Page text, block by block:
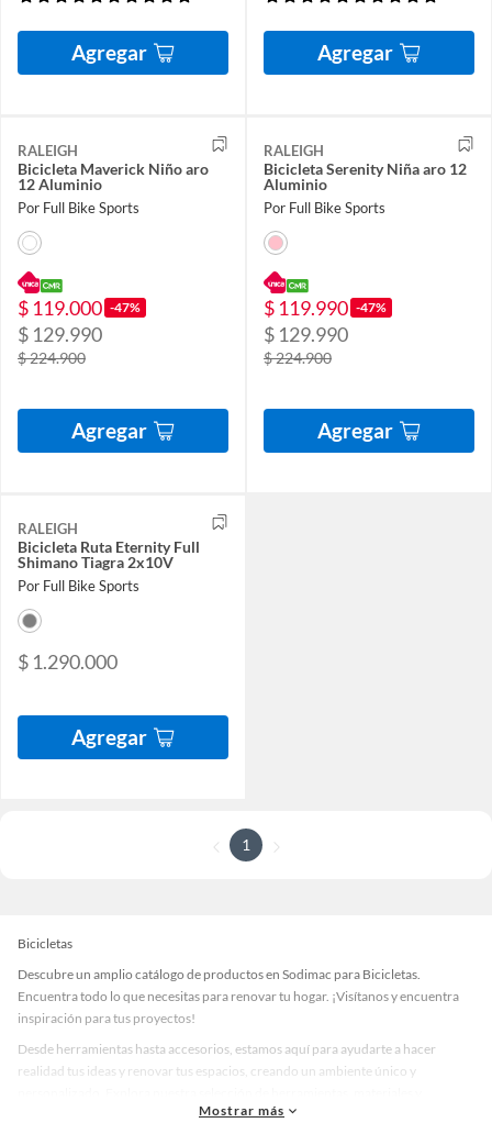
Agregar Agregar
RALEIGH
Bicicleta Maverick Niño aro
12 Aluminio
Por Full Bike Sports
$ 119.000 -47%
$ 129.990
$ 224.900
Agregar
RALEIGH
Bicicleta Serenity Niña aro 12
Aluminio
Por Full Bike Sports
$ 119.990 -47%
$ 129.990
$ 224.900
Agregar
RALEIGH
Bicicleta Ruta Eternity Full
Shimano Tiagra 2x10V
Por Full Bike Sports
$ 1.290.000
Agregar
1
Bicicletas
Descubre un amplio catálogo de productos en Sodimac para Bicicletas.
Encuentra todo lo que necesitas para renovar tu hogar. ¡Visítanos y encuentra
inspiración para tus proyectos!
Desde herramientas hasta accesorios, estamos aquí para ayudarte a hacer
realidad tus ideas y renovar tus espacios, creando un ambiente único y
accesorios de calidad que te ayudarán a crear un espacio más tú.
Mostrar más